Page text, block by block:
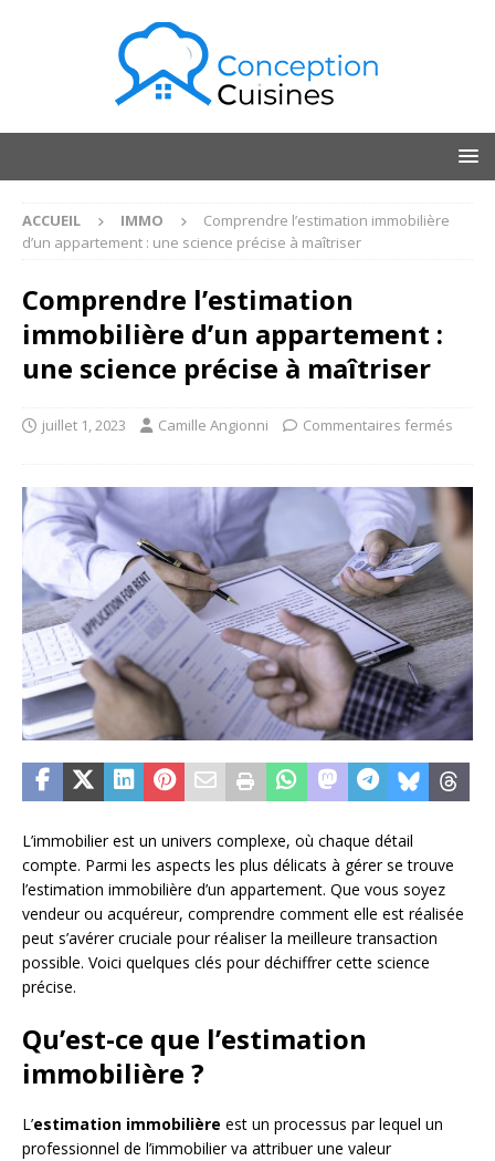
ACCUEIL IMMO
Comprendre l’estimation immobilière
d’un appartement : une science précise à maîtriser
Comprendre l’estimation
immobilière d’un appartement :
une science précise à maîtriser
juillet 1, 2023 Camille Angionni Commentaires fermés
L’immobilier est un univers complexe, où chaque détail
compte. Parmi les aspects les plus délicats à gérer se trouve
l’estimation immobilière d’un appartement. Que vous soyez
vendeur ou acquéreur, comprendre comment elle est réalisée
peut s’avérer cruciale pour réaliser la meilleure transaction
possible. Voici quelques clés pour déchiffrer cette science
précise.
Qu’est-ce que l’estimation
immobilière ?
L’estimation immobilière est un processus par lequel un
professionnel de l’immobilier va attribuer une valeur